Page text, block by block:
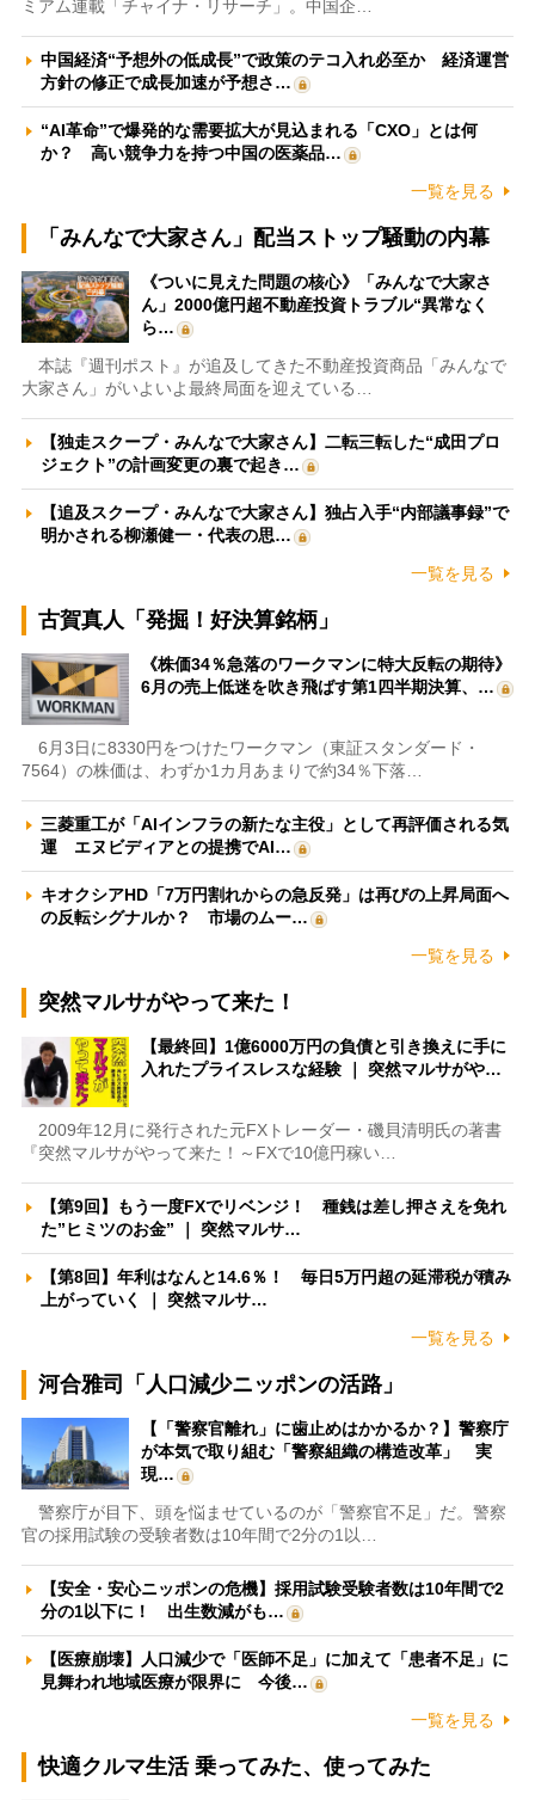
ミアム連載「チャイナ・リサーチ」。中国企…
中国経済“予想外の低成長”で政策のテコ入れ必至か 経済運営
方針の修正で成長加速が予想さ…
“AI革命”で爆発的な需要拡大が見込まれる「CXO」とは何
か？ 高い競争力を持つ中国の医薬品…
一覧を見る
「みんなで大家さん」配当ストップ騒動の内幕
《ついに見えた問題の核心》「みんなで大家さ
ん」2000億円超不動産投資トラブル“異常なく
ら…
本誌『週刊ポスト』が追及してきた不動産投資商品「みんなで
大家さん」がいよいよ最終局面を迎えている…
【独走スクープ・みんなで大家さん】二転三転した“成田プロ
ジェクト”の計画変更の裏で起き…
【追及スクープ・みんなで大家さん】独占入手“内部議事録”で
明かされる柳瀬健一・代表の思…
一覧を見る
古賀真人「発掘！好決算銘柄」
《株価34％急落のワークマンに特大反転の期待》
6月の売上低迷を吹き飛ばす第1四半期決算、…
6月3日に8330円をつけたワークマン（東証スタンダード・
7564）の株価は、わずか1カ月あまりで約34％下落…
三菱重工が「AIインフラの新たな主役」として再評価される気
運 エヌビディアとの提携でAI…
キオクシアHD「7万円割れからの急反発」は再びの上昇局面へ
の反転シグナルか？ 市場のムー…
一覧を見る
突然マルサがやって来た！
【最終回】1億6000万円の負債と引き換えに手に
入れたプライスレスな経験 ｜ 突然マルサがや…
2009年12月に発行された元FXトレーダー・磯貝清明氏の著書
『突然マルサがやって来た！～FXで10億円稼い…
【第9回】もう一度FXでリベンジ！ 種銭は差し押さえを免れ
た”ヒミツのお金” ｜ 突然マルサ…
【第8回】年利はなんと14.6％！ 毎日5万円超の延滞税が積み
上がっていく ｜ 突然マルサ…
一覧を見る
河合雅司「人口減少ニッポンの活路」
【「警察官離れ」に歯止めはかかるか？】警察庁
が本気で取り組む「警察組織の構造改革」 実
現…
警察庁が目下、頭を悩ませているのが「警察官不足」だ。警察
官の採用試験の受験者数は10年間で2分の1以…
【安全・安心ニッポンの危機】採用試験受験者数は10年間で2
分の1以下に！ 出生数減がも…
【医療崩壊】人口減少で「医師不足」に加えて「患者不足」に
見舞われ地域医療が限界に 今後…
一覧を見る
快適クルマ生活 乗ってみた、使ってみた